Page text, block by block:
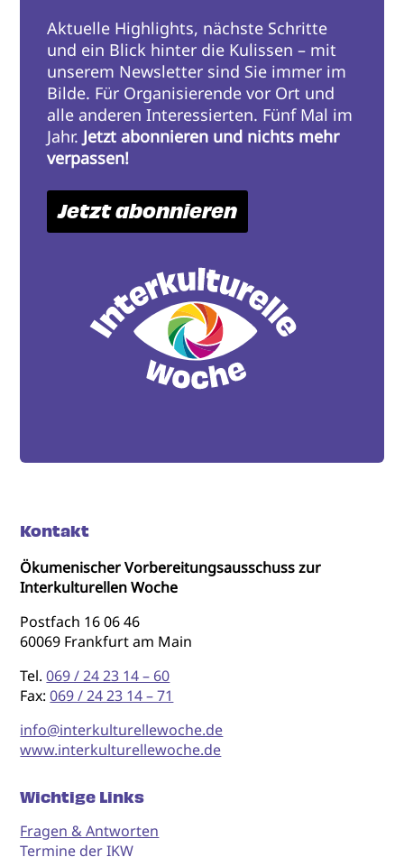
Aktuelle Highlights, nächste Schritte
und ein Blick hinter die Kulissen – mit
unserem Newsletter sind Sie immer im
Bilde. Für Organisierende vor Ort und
alle anderen Interessierten. Fünf Mal im
Jahr. Jetzt abonnieren und nichts mehr
verpassen!
Jetzt abonnieren
Kontakt
Ökumenischer Vorbereitungsausschuss zur
Interkulturellen Woche
Postfach 16 06 46
60069 Frankfurt am Main
Tel.069 / 24 23 14 – 60
Fax:069 / 24 23 14 – 71
info@interkulturellewoche.de
www.interkulturellewoche.de
Wichtige Links
Fragen & Antworten
Termine der IKW